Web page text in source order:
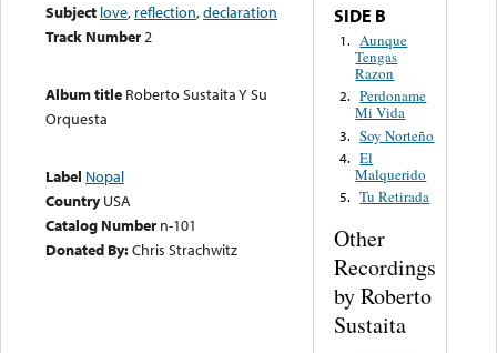
Subject love, reflection,declaration
Track Number2
Album title Roberto Sustaita Y Su
Orquesta
Label Nopal
Country USA
Catalog Number n-101
Donated By:Chris Strachwitz
SIDE B
1. Aunque
Tengas
Razon
2. Perdoname
Mi Vida
3. Soy Norteño
4. El
Malquerido
5. Tu Retirada
Other
Recordings
by Roberto
Sustaita